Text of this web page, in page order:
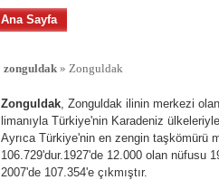
Ana Sayfa
zonguldak » Zonguldak
Zonguldak, Zonguldak ilinin merkezi
limanıyla Türkiye'nin Karadeniz
Ayrıca Türkiye'nin en zengin taşkömürü
106.729'dur.1927'de 12.000 olan nüfusu
2007'de 107.354'e çıkmıştır.